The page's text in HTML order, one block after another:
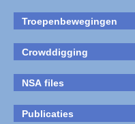
Troepenbewegingen
Crowddigging
NSA files
Publicaties